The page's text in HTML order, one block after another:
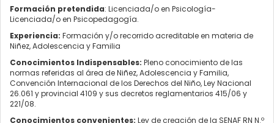
Formación pretendida: Licenciada/o en Psicología-
Licenciada/o en Psicopedagogía.
Experiencia: Formación y/o recorrido acreditable en materia de
Niñez, Adolescencia y Familia
Conocimientos Indispensables: Pleno conocimiento de las
normas referidas al área de Niñez, Adolescencia y Familia,
Convención Internacional de los Derechos del Niño, Ley Nacional
26.061 y provincial 4109 y sus decretos reglamentarios 415/06 y
221/08.
Conocimientos convenientes: Ley de creación de la SENAF RN N.º